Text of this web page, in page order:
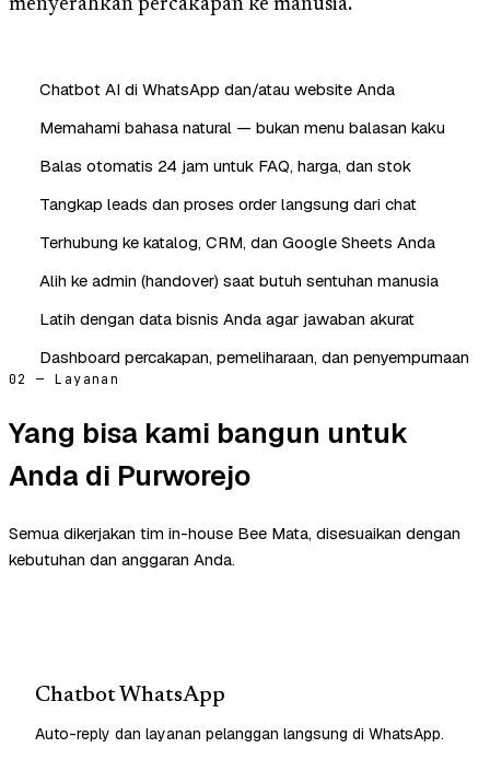
menyerahkan percakapan ke manusia.
Chatbot AI di WhatsApp dan/atau website Anda
Memahami bahasa natural — bukan menu balasan kaku
Balas otomatis 24 jam untuk FAQ, harga, dan stok
Tangkap leads dan proses order langsung dari chat
Terhubung ke katalog, CRM, dan Google Sheets Anda
Alih ke admin (handover) saat butuh sentuhan manusia
Latih dengan data bisnis Anda agar jawaban akurat
Dashboard percakapan, pemeliharaan, dan penyempurnaan
02 — Layanan
Yang bisa kami bangun untuk
Anda di Purworejo
Semua dikerjakan tim in-house Bee Mata, disesuaikan dengan
kebutuhan dan anggaran Anda.
Chatbot WhatsApp
Auto-reply dan layanan pelanggan langsung di WhatsApp.